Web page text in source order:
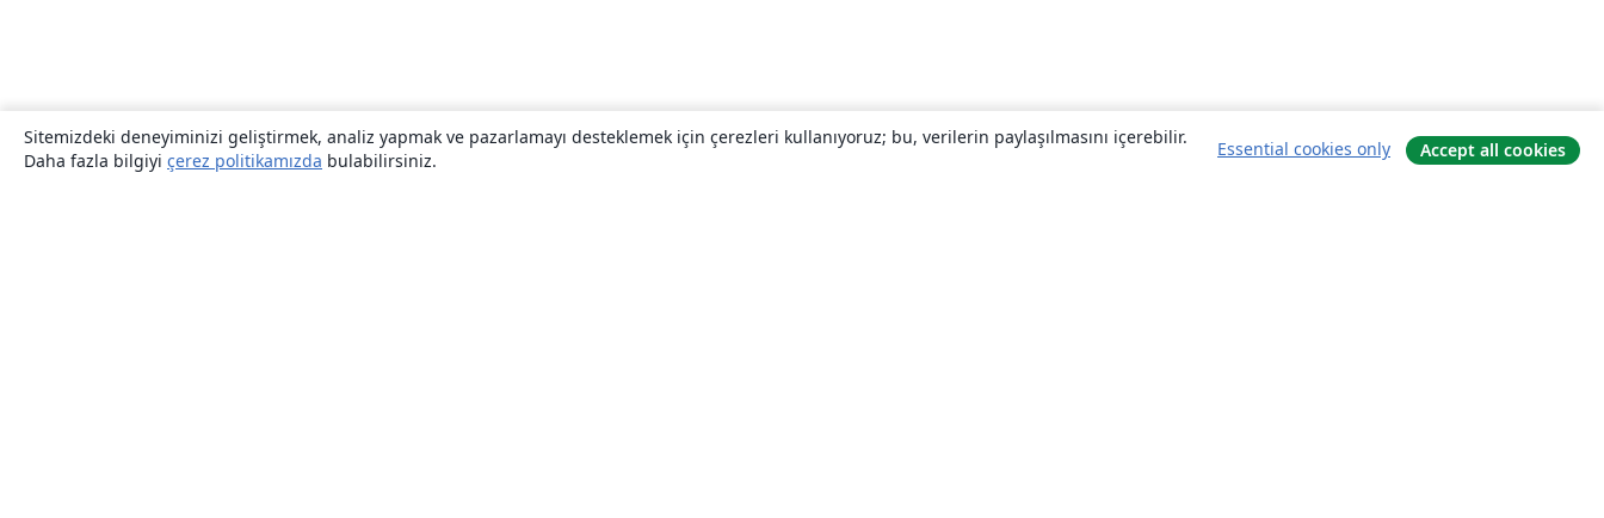
Sitemizdeki deneyiminizi geliştirmek, analiz yapmak ve pazarlamayı desteklemek için çerezleri kullanıyoruz; bu, verilerin paylaşılmasını içerebilir.
Daha fazla bilgiyi çerez politikamızda bulabilirsiniz.
Essential cookies only Accept all cookies